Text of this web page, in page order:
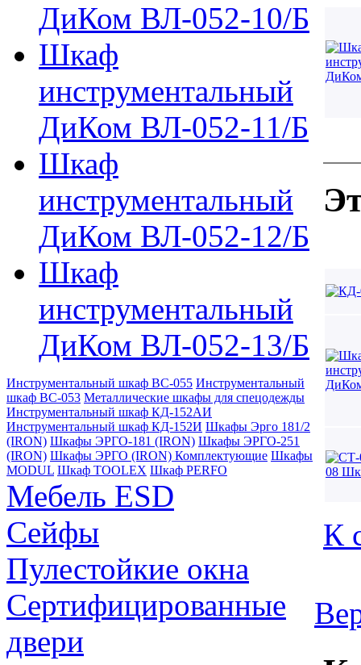
ДиКом ВЛ-052-10/Б
Шкаф
инструментальный
ДиКом ВЛ-052-11/Б
Шкаф
инструментальный
ДиКом ВЛ-052-12/Б
Шкаф
инструментальный
ДиКом ВЛ-052-13/Б
Инструментальный шкаф ВС-055 Инструментальный
шкаф ВС-053 Металлические шкафы для спецодежды
Инструментальный шкаф КД-152АИ
Инструментальный шкаф КД-152И Шкафы Эрго 181/2
(IRON) Шкафы ЭРГО-181 (IRON) Шкафы ЭРГО-251
(IRON) Шкафы ЭРГО (IRON) Комплектующие Шкафы
MODUL Шкаф TOOLEX Шкаф PERFO
Мебель ESD
Сейфы
Пулестойкие окна
Сертифицированные
двери
К